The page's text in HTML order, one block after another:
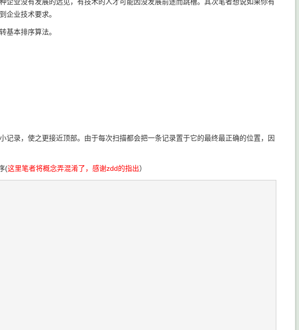
企业技术要求。
基本排序算法。
录，使之更接近顶部。由于每次扫描都会把一条记录置于它的最终最正确的位置，因
(这里笔者将概念弄混淆了，感谢zdd的指出）